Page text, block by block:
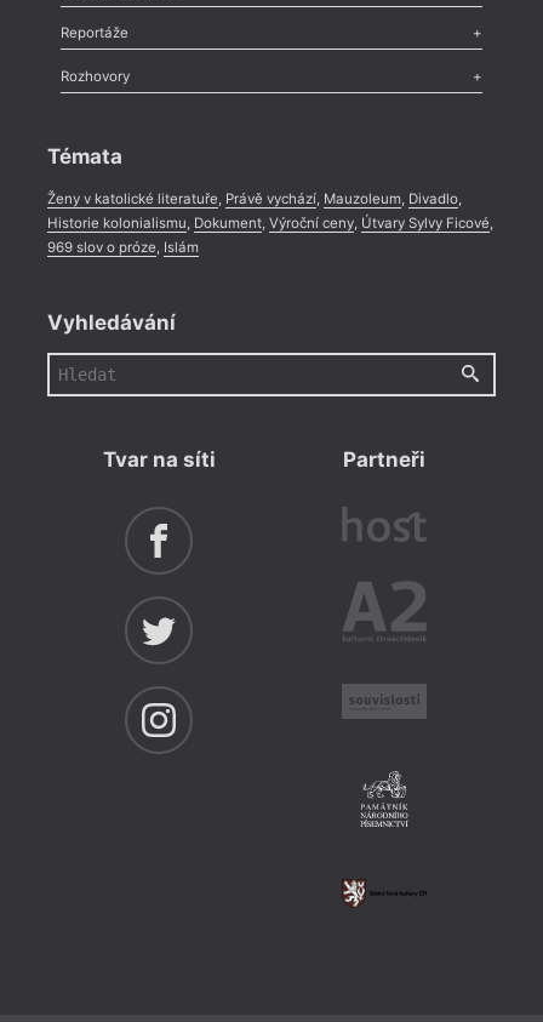
Recenze
Méně slov o próze,Celá rubrika
Reportáže
Literární zítřky
Celá rubrika
Rozhovory
Témata
Ženy v katolické literatuře Právě vychází, Mauzoleum, Divadlo,
Historie kolonialismu Dokument, Výroční ceny, Útvary Sylvy Ficové
969 slov o próze Islám
Vyhledávání
Tvar na síti Partneři